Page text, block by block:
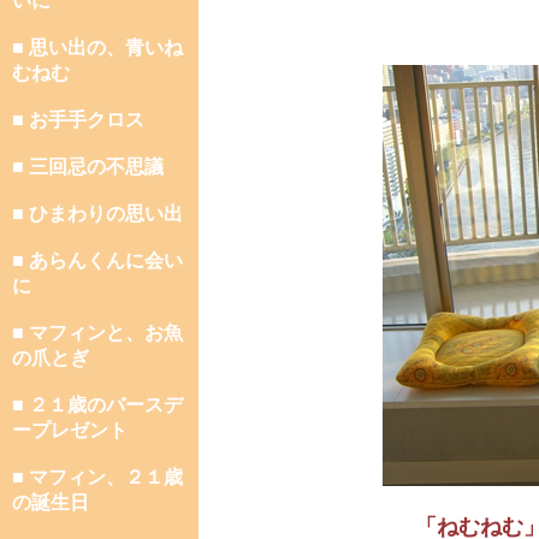
■ 思い出の、青いね
むねむ
■ お手手クロス
■ 三回忌の不思議
■ ひまわりの思い出
■ あらんくんに会い
に
■ マフィンと、お魚
の爪とぎ
■ ２１歳のバースデ
ープレゼント
■ マフィン、２１歳
の誕生日
「ねむねむ